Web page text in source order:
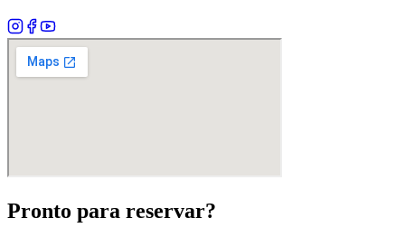
Pronto para reservar?